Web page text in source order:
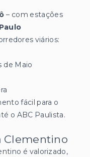
– com estações
viários:
de Maio
fácil para o
o ABC Paulista.
Clementino
é valorizado,